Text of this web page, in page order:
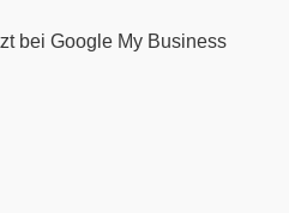
bei Google My Business